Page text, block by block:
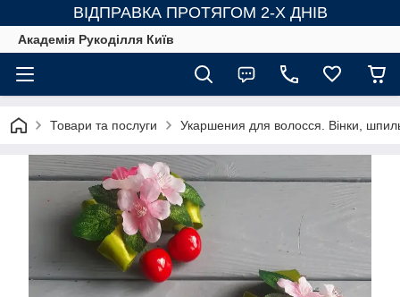
ВІДПРАВКА ПРОТЯГОМ 2-Х ДНІВ
Академія Рукоділля Київ
Товари та послуги Укаршения для волосся. Вінки,